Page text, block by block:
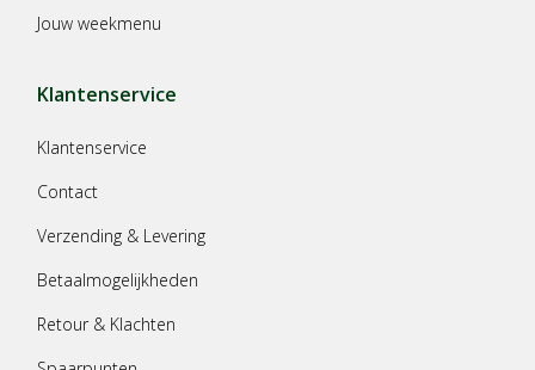
Jouw weekmenu
Klantenservice
Klantenservice
Contact
Verzending & Levering
Betaalmogelijkheden
Retour & Klachten